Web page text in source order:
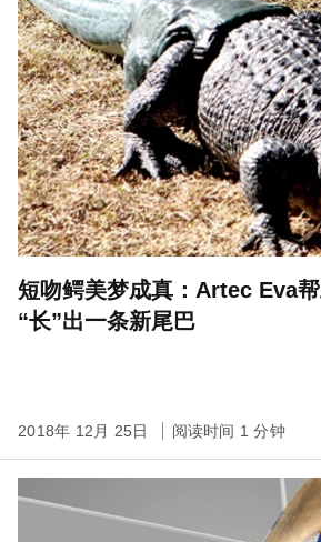
短吻鳄美梦成真：Artec Eva
“长”出一条新尾巴
2018年 12月 25日 阅读时间 1 分钟